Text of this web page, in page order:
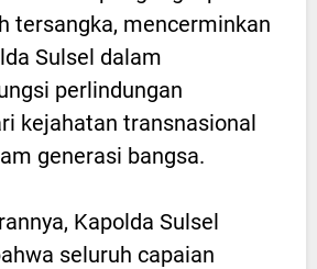
tersangka, mencerminkan
Sulsel dalam
perlindungan
kejahatan transnasional
generasi bangsa.
Kapolda Sulsel
seluruh capaian